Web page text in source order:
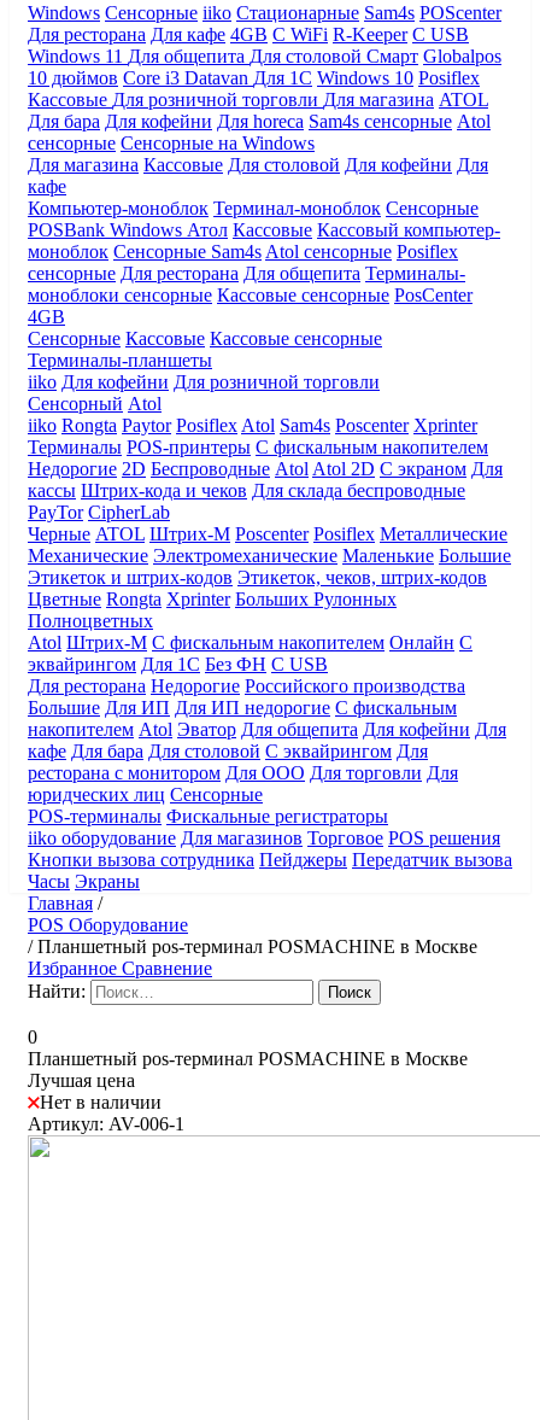
Windows Сенсорные iiko Стационарные Sam4s POScenter
Для ресторана Для кафе 4GB С WiFi R-Keeper С USB
Windows 11 Для общепита Для столовой Смарт Globalpos
10 дюймов Core i3 Datavan Для 1С Windows 10 Posiflex
Кассовые Для розничной торговли Для магазина ATOL
Для бара Для кофейни Для horeca Sam4s сенсорные Atol
сенсорные Сенсорные на Windows
Для магазина Кассовые Для столовой Для кофейни Для
кафе
Компьютер-моноблок Терминал-моноблок Сенсорные
POSBank Windows Атол Кассовые Кассовый компьютер-
моноблок Сенсорные Sam4s Atol сенсорные Posiflex
сенсорные Для ресторана Для общепита Терминалы-
моноблоки сенсорные Кассовые сенсорные PosCenter
4GB
Сенсорные Кассовые Кассовые сенсорные
Терминалы-планшеты
iiko Для кофейни Для розничной торговли
Сенсорный Atol
iiko Rongta Paytor Posiflex Atol Sam4s Poscenter Xprinter
Терминалы POS-принтеры С фискальным накопителем
Недорогие 2D Беспроводные Atol Atol 2D С экраном Для
кассы Штрих-кода и чеков Для склада беспроводные
PayTor CipherLab
Черные ATOL Штрих-М Poscenter Posiflex Металлические
Механические Электромеханические Маленькие Большие
Этикеток и штрих-кодов Этикеток, чеков, штрих-кодов
Цветные Rongta Xprinter Больших Рулонных
Полноцветных
Atol Штрих-М С фискальным накопителем Онлайн С
эквайрингом Для 1С Без ФН С USB
Для ресторана Недорогие Российского производства
Большие Для ИП Для ИП недорогие С фискальным
накопителем Atol Эватор Для общепита Для кофейни Для
кафе Для бара Для столовой С эквайрингом Для
ресторана с монитором Для ООО Для торговли Для
юридческих лиц Сенсорные
POS-терминалы Фискальные регистраторы
iiko оборудование Для магазинов Торговое POS решения
Кнопки вызова сотрудника Пейджеры Передатчик вызова
Часы Экраны
Главная /
POS Оборудование
/Планшетный pos-терминал POSMACHINE в Москве
Избранное Сравнение
Найти:
0
Планшетный pos-терминал POSMACHINE в Москве
Лучшая цена
Нет в наличии
Артикул: AV-006-1